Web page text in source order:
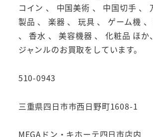
コイン 、 中国美術 、 中国切手 、
製品 、 楽器 、 玩具 、 ゲーム機
、 香水 、 美容機器 、 化粧品 ほか
ジャンルのお買取をしています。
510-0943
三重県四日市市西日野町1608-1
MEGAドン・キホーテ四日市店内